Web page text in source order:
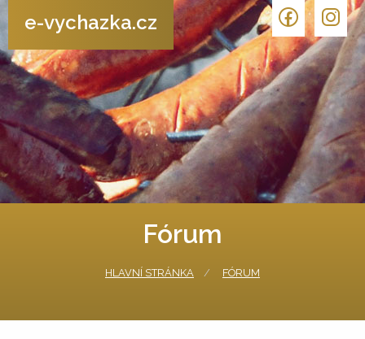
e-vychazka.cz
Fórum
HLAVNÍ STRÁNKA FÓRUM